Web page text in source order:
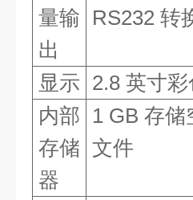
量输
出
RS232 转
显示 2.8 英寸
内部
存储
器
1 GB 存
文件